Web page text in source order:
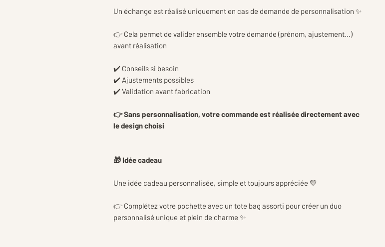
Un échange est réalisé uniquement en cas de demande de personnalisation ✨
👉 Cela permet de valider ensemble votre demande (prénom, ajustement…)
avant réalisation
✔️ Conseils si besoin
✔️ Ajustements possibles
✔️ Validation avant fabrication
👉 Sans personnalisation, votre commande est réalisée directement avec
le design choisi
🎁 Idée cadeau
Une idée cadeau personnalisée, simple et toujours appréciée 💛
👉 Complétez votre pochette avec un tote bag assorti pour créer un duo
personnalisé unique et plein de charme ✨